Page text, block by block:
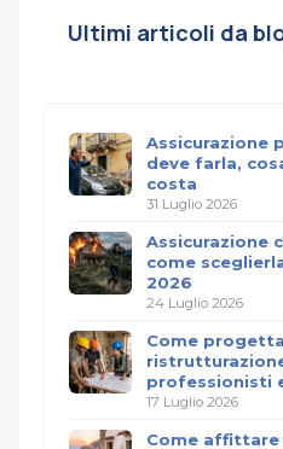
Ultimi articoli da
Assicurazione
deve farla,
costa
31 Luglio 2026
Assicurazione
come
2026
24 Luglio 2026
Come
professionisti
17 Luglio 2026
Come affittare